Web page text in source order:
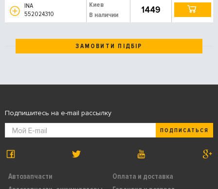
INA
552024310
Киев
В наличии
1449
ЗАМОВИТИ ПІДБІР
Автозапчасти
Оплата и доставка
Подпишитесь на e-mail рассылку
ПОДПИСАТЬСЯ